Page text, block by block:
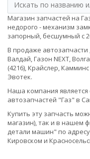
Магазин запчастей на
недорого - механизм
запорный, бесшумный с
В продаже автозапчасти
Валдай, Газон NEXT,
(4216), Крайслер,
Эвотек.
Наша компания
автозапчастей "Газ" в
Купить эту запчасть
магазин), так и в нашем
детали машин" по
Кировском и